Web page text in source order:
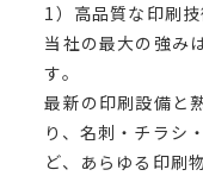
1）高品質な印刷
当社の最大の強み
す。
最新の印刷設備と
り、名刺・チラシ
ど、あらゆる印刷